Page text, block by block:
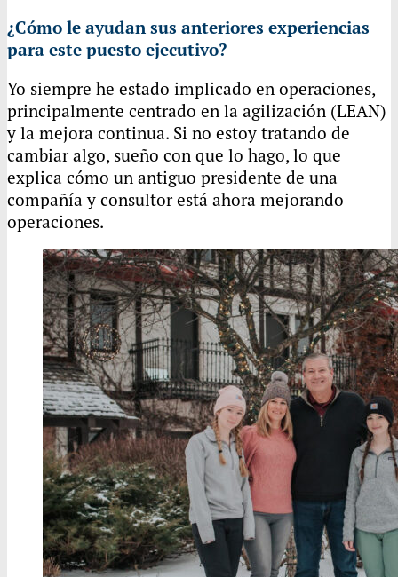
¿Cómo le ayudan sus anteriores experiencias
para este puesto ejecutivo?
Yo siempre he estado implicado en operaciones,
principalmente centrado en la agilización (LEAN)
y la mejora continua. Si no estoy tratando de
cambiar algo, sueño con que lo hago, lo que
explica cómo un antiguo presidente de una
compañía y consultor está ahora mejorando
operaciones.